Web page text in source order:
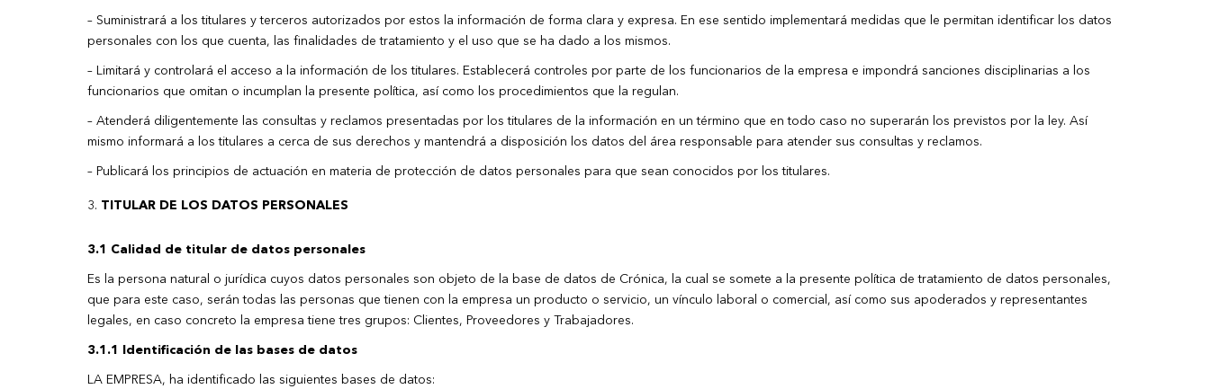
– Suministrará a los titulares y terceros autorizados por estos la información de forma clara y expresa. En ese sentido implementará medidas que le permitan identificar los datos
personales con los que cuenta, las finalidades de tratamiento y el uso que se ha dado a los mismos.
– Limitará y controlará el acceso a la información de los titulares. Establecerá controles por parte de los funcionarios de la empresa e impondrá sanciones disciplinarias a los
funcionarios que omitan o incumplan la presente política, así como los procedimientos que la regulan.
– Atenderá diligentemente las consultas y reclamos presentadas por los titulares de la información en un término que en todo caso no superarán los previstos por la ley. Así
mismo informará a los titulares a cerca de sus derechos y mantendrá a disposición los datos del área responsable para atender sus consultas y reclamos.
– Publicará los principios de actuación en materia de protección de datos personales para que sean conocidos por los titulares.
TITULAR DE LOS DATOS PERSONALES
3.1 Calidad de titular de datos personales
Es la persona natural o jurídica cuyos datos personales son objeto de la base de datos de Crónica, la cual se somete a la presente política de tratamiento de datos personales,
que para este caso, serán todas las personas que tienen con la empresa un producto o servicio, un vínculo laboral o comercial, así como sus apoderados y representantes
legales, en caso concreto la empresa tiene tres grupos: Clientes, Proveedores y Trabajadores.
3.1.1 Identificación de las bases de datos
LA EMPRESA, ha identificado las siguientes bases de datos: